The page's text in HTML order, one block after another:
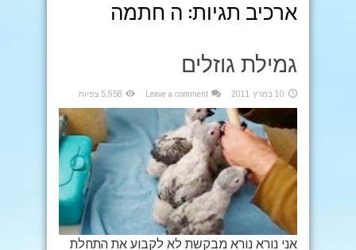
ארכיב תגיות: ה חתמה
גמילת גוזלים
10 במרץ 2011 Leave a comment 5,958 צפיות
אני נורא נורא מבקשת לא לקבוע את התחלת